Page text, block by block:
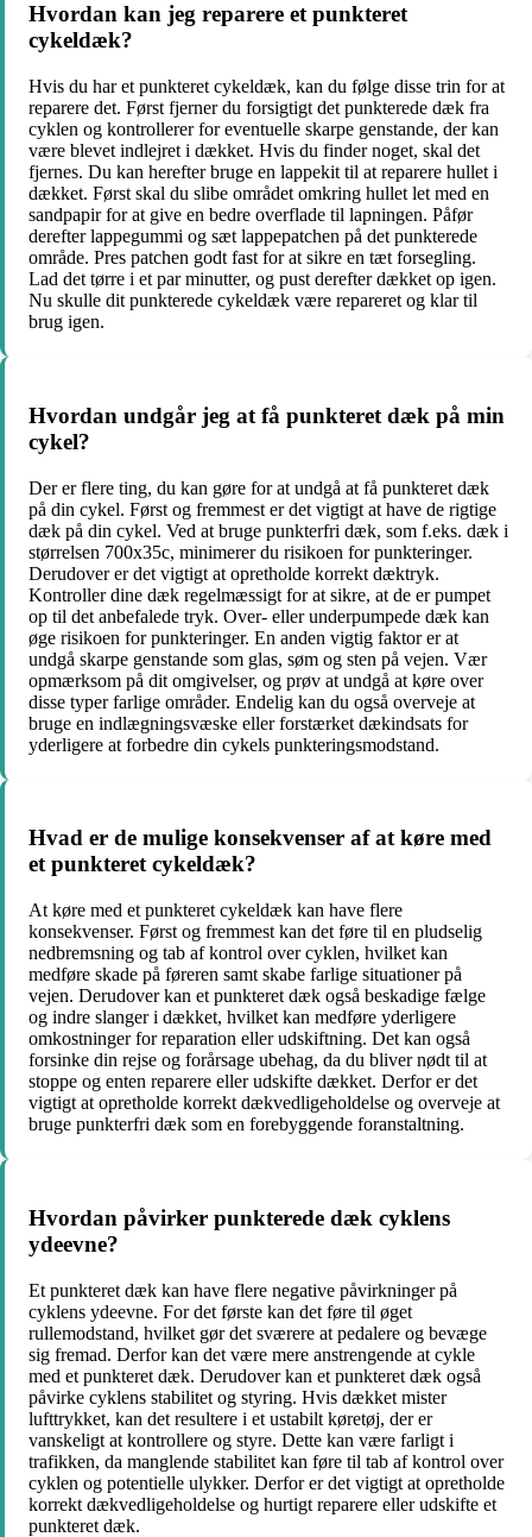
Hvordan kan jeg reparere et punkteret
cykeldæk?
Hvis du har et punkteret cykeldæk, kan du følge disse trin for at
reparere det. Først fjerner du forsigtigt det punkterede dæk fra
cyklen og kontrollerer for eventuelle skarpe genstande, der kan
være blevet indlejret i dækket. Hvis du finder noget, skal det
fjernes. Du kan herefter bruge en lappekit til at reparere hullet i
dækket. Først skal du slibe området omkring hullet let med en
sandpapir for at give en bedre overflade til lapningen. Påfør
derefter lappegummi og sæt lappepatchen på det punkterede
område. Pres patchen godt fast for at sikre en tæt forsegling.
Lad det tørre i et par minutter, og pust derefter dækket op igen.
Nu skulle dit punkterede cykeldæk være repareret og klar til
brug igen.
Hvordan undgår jeg at få punkteret dæk på min
cykel?
Der er flere ting, du kan gøre for at undgå at få punkteret dæk
på din cykel. Først og fremmest er det vigtigt at have de rigtige
dæk på din cykel. Ved at bruge punkterfri dæk, som f.eks. dæk i
størrelsen 700x35c, minimerer du risikoen for punkteringer.
Derudover er det vigtigt at opretholde korrekt dæktryk.
Kontroller dine dæk regelmæssigt for at sikre, at de er pumpet
op til det anbefalede tryk. Over- eller underpumpede dæk kan
øge risikoen for punkteringer. En anden vigtig faktor er at
undgå skarpe genstande som glas, søm og sten på vejen. Vær
opmærksom på dit omgivelser, og prøv at undgå at køre over
disse typer farlige områder. Endelig kan du også overveje at
bruge en indlægningsvæske eller forstærket dækindsats for
yderligere at forbedre din cykels punkteringsmodstand.
Hvad er de mulige konsekvenser af at køre med
et punkteret cykeldæk?
At køre med et punkteret cykeldæk kan have flere
konsekvenser. Først og fremmest kan det føre til en pludselig
nedbremsning og tab af kontrol over cyklen, hvilket kan
medføre skade på føreren samt skabe farlige situationer på
vejen. Derudover kan et punkteret dæk også beskadige fælge
og indre slanger i dækket, hvilket kan medføre yderligere
omkostninger for reparation eller udskiftning. Det kan også
forsinke din rejse og forårsage ubehag, da du bliver nødt til at
stoppe og enten reparere eller udskifte dækket. Derfor er det
vigtigt at opretholde korrekt dækvedligeholdelse og overveje at
bruge punkterfri dæk som en forebyggende foranstaltning.
Hvordan påvirker punkterede dæk cyklens
ydeevne?
Et punkteret dæk kan have flere negative påvirkninger på
cyklens ydeevne. For det første kan det føre til øget
rullemodstand, hvilket gør det sværere at pedalere og bevæge
sig fremad. Derfor kan det være mere anstrengende at cykle
med et punkteret dæk. Derudover kan et punkteret dæk også
påvirke cyklens stabilitet og styring. Hvis dækket mister
lufttrykket, kan det resultere i et ustabilt køretøj, der er
vanskeligt at kontrollere og styre. Dette kan være farligt i
trafikken, da manglende stabilitet kan føre til tab af kontrol over
cyklen og potentielle ulykker. Derfor er det vigtigt at opretholde
korrekt dækvedligeholdelse og hurtigt reparere eller udskifte et
punkteret dæk.